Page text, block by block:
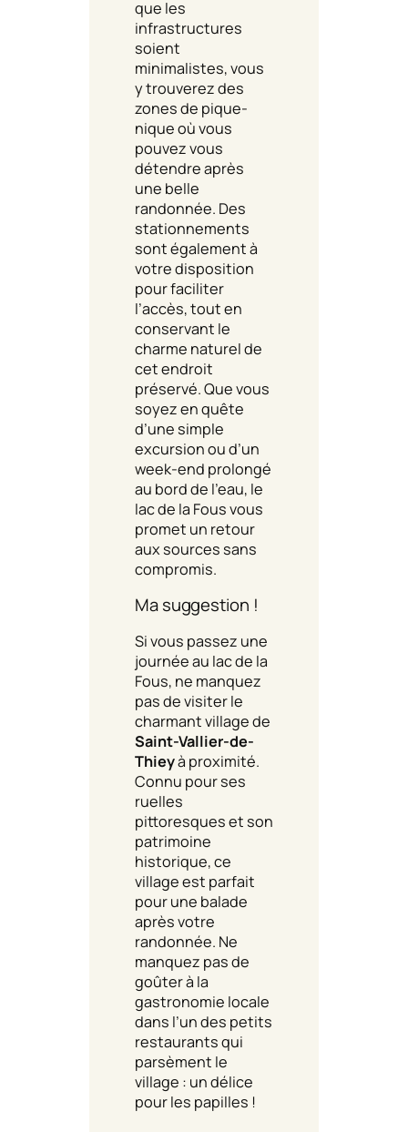
que les
infrastructures
soient
minimalistes, vous
y trouverez des
zones de pique-
nique où vous
pouvez vous
détendre après
une belle
randonnée. Des
stationnements
sont également à
votre disposition
pour faciliter
l’accès, tout en
conservant le
charme naturel de
cet endroit
préservé. Que vous
soyez en quête
d’une simple
excursion ou d’un
week-end prolongé
au bord de l’eau, le
lac de la Fous vous
promet un retour
aux sources sans
compromis.
Ma suggestion !
Si vous passez une
journée au lac de la
Fous, ne manquez
pas de visiter le
charmant village de
Saint-Vallier-de-
Thieyà proximité.
Connu pour ses
ruelles
pittoresques et son
patrimoine
historique, ce
village est parfait
pour une balade
après votre
randonnée. Ne
manquez pas de
goûter à la
gastronomie locale
dans l’un des petits
restaurants qui
parsèment le
village : un délice
pour les papilles !